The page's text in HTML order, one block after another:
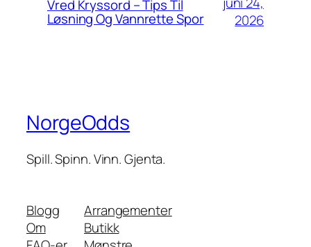
Vred Kryssord – Tips Til
Løsning Og Vannrette Spor
2026
NorgeOdds
Spill. Spinn. Vinn. Gjenta.
Blogg
Om
Arrangementer
Butikk